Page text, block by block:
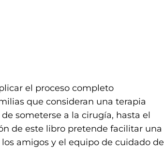
el proceso completo
que consideran una terapia
someterse a la cirugía, hasta el
de este libro pretende facilitar una
amigos y el equipo de cuidado de